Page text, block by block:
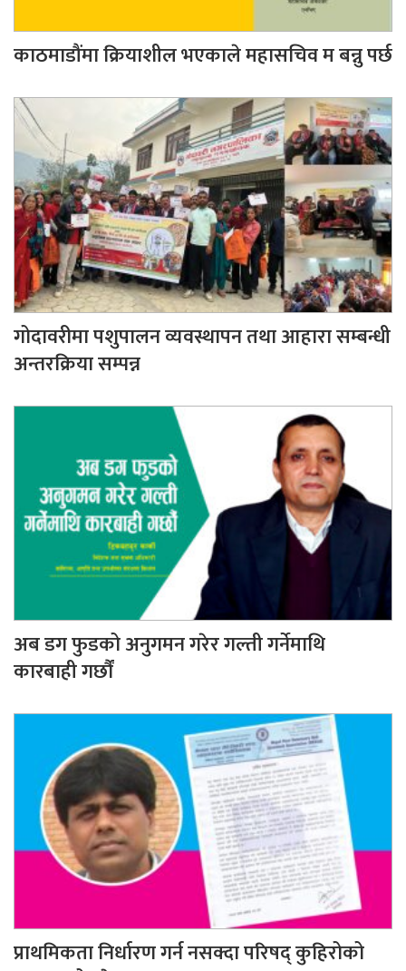
काठमाडौंमा क्रियाशील भएकाले महासचिव म बन्नु पर्छ
गोदावरीमा पशुपालन व्यवस्थापन तथा आहारा सम्बन्धी
अन्तरक्रिया सम्पन्न
अब डग फुडको अनुगमन गरेर गल्ती गर्नेमाथि
कारबाही गर्छौं
प्राथमिकता निर्धारण गर्न नसक्दा परिषद् कुहिरोको